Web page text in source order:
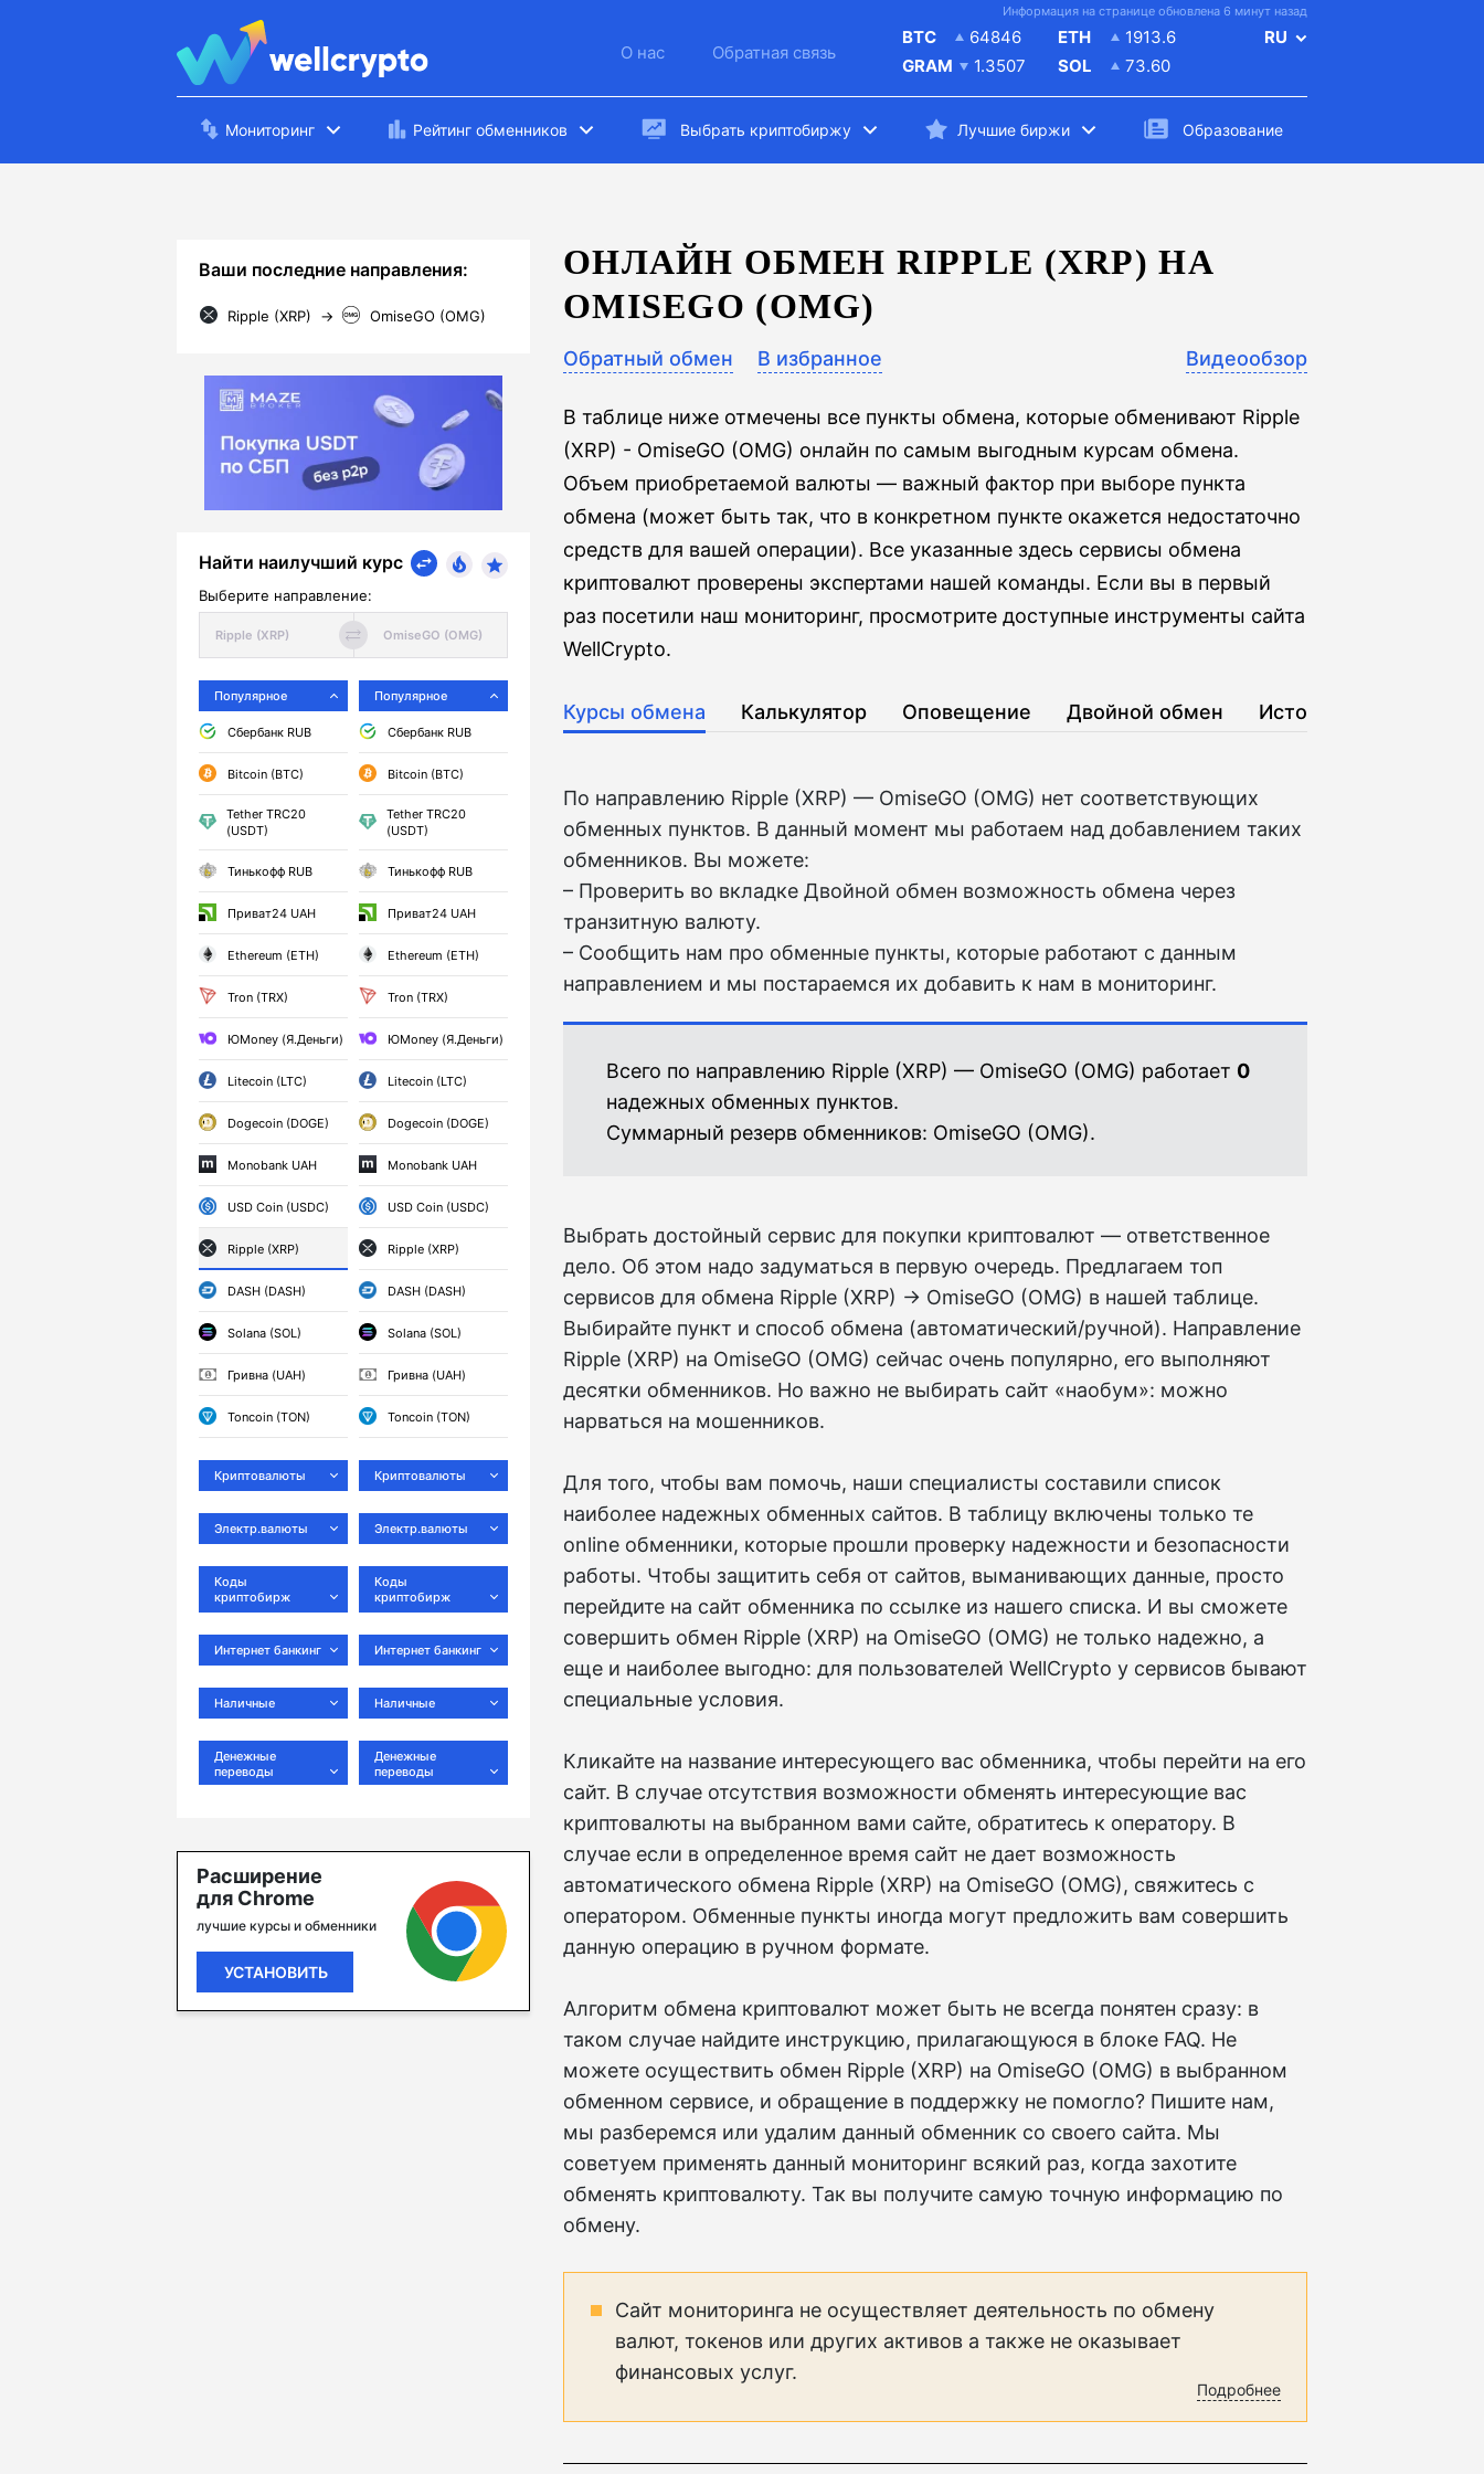
Информация на странице обновлена 6 минут назад
О нас Обратная связь
BTC
64846
GRAM
1.3507
ETH
1913.6
SOL
73.60
RU
Мониторинг Рейтинг обменников Выбрать криптобиржу Лучшие биржи Образование
Ваши последние направления:
Ripple (XRP) → OmiseGO (OMG)
Найти наилучший курс
Выберите направление:
Популярное
Сбербанк RUB
Bitcoin (BTC)
Tether TRC20
(USDT)
Тинькофф RUB
Приват24 UAH
Ethereum (ETH)
Tron (TRX)
ЮMoney (Я.Деньги)
Litecoin (LTC)
Dogecoin (DOGE)
Monobank UAH
USD Coin (USDC)
Ripple (XRP)
DASH (DASH)
Solana (SOL)
Гривна (UAH)
Toncoin (TON)
Криптовалюты
Электр.валюты
Коды
криптобирж
Интернет банкинг
Наличные
Денежные
переводы
Популярное
Сбербанк RUB
Bitcoin (BTC)
Tether TRC20
(USDT)
Тинькофф RUB
Приват24 UAH
Ethereum (ETH)
Tron (TRX)
ЮMoney (Я.Деньги)
Litecoin (LTC)
Dogecoin (DOGE)
Monobank UAH
USD Coin (USDC)
Ripple (XRP)
DASH (DASH)
Solana (SOL)
Гривна (UAH)
Toncoin (TON)
Криптовалюты
Электр.валюты
Коды
криптобирж
Интернет банкинг
Наличные
Денежные
переводы
Расширение
для Chrome
лучшие курсы и обменники
УСТАНОВИТЬ
ОНЛАЙН ОБМЕН RIPPLE (XRP) НА
OMISEGO (OMG)
Обратный обмен В избранное Видеообзор
В таблице ниже отмечены все пункты обмена, которые обменивают Ripple
(XRP) - OmiseGO (OMG) онлайн по самым выгодным курсам обмена.
Объем приобретаемой валюты — важный фактор при выборе пункта
обмена (может быть так, что в конкретном пункте окажется недостаточно
средств для вашей операции). Все указанные здесь сервисы обмена
криптовалют проверены экспертами нашей команды. Если вы в первый
раз посетили наш мониторинг, просмотрите доступные инструменты сайта
WellCrypto.
Курсы обмена Калькулятор Оповещение Двойной обмен История
По направлению Ripple (XRP) — OmiseGO (OMG) нет соответствующих
обменных пунктов. В данный момент мы работаем над добавлением таких
обменников. Вы можете:
– Проверить во вкладкe Двойной обмен возможность обмена через
транзитную валюту.
– Сообщить нам про обменные пункты, которые работают с данным
направлением и мы постараемся их добавить к нам в мониторинг.
Всего по направлению Ripple (XRP) — OmiseGO (OMG) работает 0
надежных обменных пунктов.
Суммарный резерв обменников: OmiseGO (OMG).
Выбрать достойный сервис для покупки криптовалют — ответственное
дело. Об этом надо задуматься в первую очередь. Предлагаем топ
сервисов для обмена Ripple (XRP) → OmiseGO (OMG) в нашей таблице.
Выбирайте пункт и способ обмена (автоматический/ручной). Направление
Ripple (XRP) на OmiseGO (OMG) сейчас очень популярно, его выполняют
десятки обменников. Но важно не выбирать сайт «наобум»: можно
нарваться на мошенников.
Для того, чтобы вам помочь, наши специалисты составили список
наиболее надежных обменных сайтов. В таблицу включены только те
online обменники, которые прошли проверку надежности и безопасности
работы. Чтобы защитить себя от сайтов, выманивающих данные, просто
перейдите на сайт обменника по ссылке из нашего списка. И вы сможете
совершить обмен Ripple (XRP) на OmiseGO (OMG) не только надежно, а
еще и наиболее выгодно: для пользователей WellCrypto у сервисов бывают
специальные условия.
Кликайте на название интересующего вас обменника, чтобы перейти на его
сайт. В случае отсутствия возможности обменять интересующие вас
криптовалюты на выбранном вами сайте, обратитесь к оператору. В
случае если в определенное время сайт не дает возможность
автоматического обмена Ripple (XRP) на OmiseGO (OMG), свяжитесь с
оператором. Обменные пункты иногда могут предложить вам совершить
данную операцию в ручном формате.
Алгоритм обмена криптовалют может быть не всегда понятен сразу: в
таком случае найдите инструкцию, прилагающуюся в блоке FAQ. Не
можете осуществить обмен Ripple (XRP) на OmiseGO (OMG) в выбранном
обменном сервисе, и обращение в поддержку не помогло? Пишите нам,
мы разберемся или удалим данный обменник со своего сайта. Мы
советуем применять данный мониторинг всякий раз, когда захотите
обменять криптовалюту. Так вы получите самую точную информацию по
обмену.
Сайт мониторинга не осуществляет деятельность по обмену
валют, токенов или других активов а также не оказывает
финансовых услуг.
Подробнее